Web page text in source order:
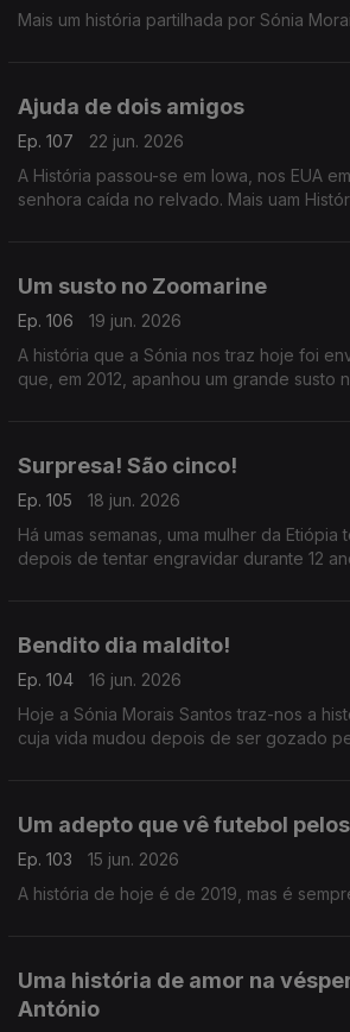
Mais um história partilhada por Sónia
Ajuda de dois amigos
Ep. 107
22 jun. 2026
A História passou-se em Iowa, nos EUA
senhora caída no relvado. Mais uam
Um susto no Zoomarine
Ep. 106
19 jun. 2026
A história que a Sónia nos traz hoje foi
que, em 2012, apanhou um grande susto
Surpresa! São cinco!
Ep. 105
18 jun. 2026
Há umas semanas, uma mulher da Etiópia
depois de tentar engravidar durante 12
Bendito dia maldito!
Ep. 104
16 jun. 2026
Hoje a Sónia Morais Santos traz-nos a
cuja vida mudou depois de ser gozado
Um adepto que vê futebol
Ep. 103
15 jun. 2026
A história de hoje é de 2019, mas é
Uma história de amor na
António